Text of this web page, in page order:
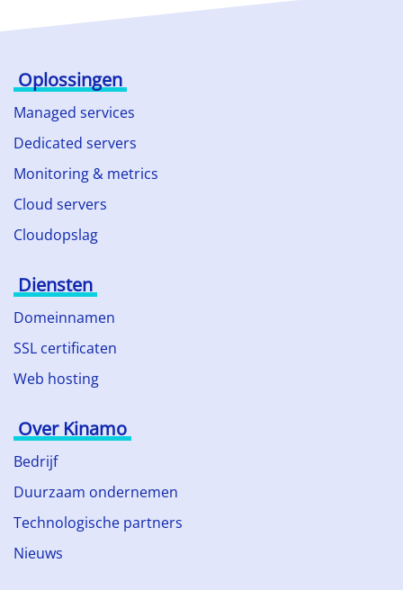
Oplossingen
Managed services
Dedicated servers
Monitoring & metrics
Cloud servers
Cloudopslag
Diensten
Domeinnamen
SSL certificaten
Web hosting
Over Kinamo
Bedrijf
Duurzaam ondernemen
Technologische partners
Nieuws